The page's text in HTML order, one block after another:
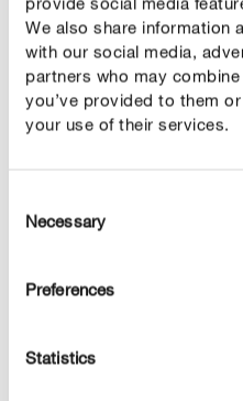
We also share information
with our social media,
partners who may
you’ve provided to them
your use of their services.
Selection
Necessary
Preferences
Statistics
1. Onkruid voorkomen in
krachtige buurplanten,